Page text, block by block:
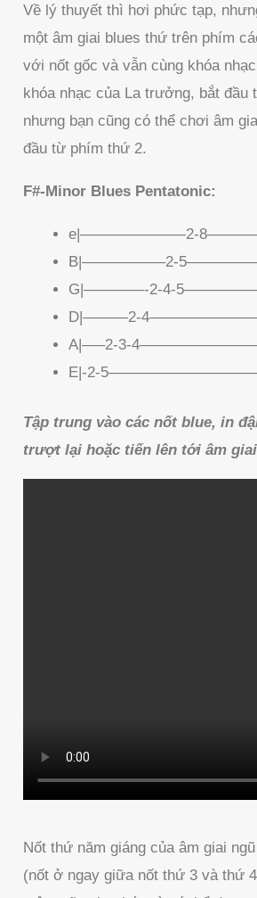
Về lý thuyết thì hơi phức tạp,
một âm giai blues thứ trên phím
với nốt gốc và vẫn cùng khóa
khóa nhạc của La trưởng, bắt đầu
nhưng bạn cũng có thể chơi âm
đầu từ phím thứ 2.
F#-Minor Blues Pentatonic:
e|———————2-
B|—————–2-
G|————-2-4-
D|———2-
A|—–2-3-
E|-2-
Tập trung vào các nốt blue, in
trượt lại hoặc tiến lên tới âm
Nốt thứ năm giáng của âm giai
(nốt ở ngay giữa nốt thứ 3 và thứ